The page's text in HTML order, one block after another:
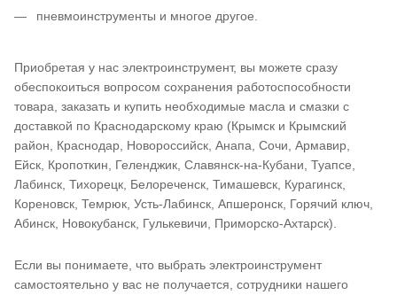
пневмоинструменты и многое другое.
Приобретая у нас электроинструмент, вы можете сразу
обеспокоиться вопросом сохранения работоспособности
товара, заказать и купить необходимые масла и смазки с
доставкой по Краснодарскому краю (Крымск и Крымский
район, Краснодар, Новороссийск, Анапа, Сочи, Армавир,
Ейск, Кропоткин, Геленджик, Славянск-на-Кубани, Туапсе,
Лабинск, Тихорецк, Белореченск, Тимашевск, Курагинск,
Кореновск, Темрюк, Усть-Лабинск, Апшеронск, Горячий ключ,
Абинск, Новокубанск, Гулькевичи, Приморско-Ахтарск).
Если вы понимаете, что выбрать электроинструмент
самостоятельно у вас не получается, сотрудники нашего